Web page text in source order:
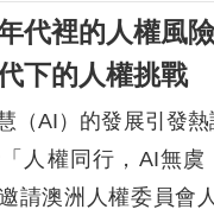
代裡的人權風
下的人權挑戰
（AI）的發展引發
人權同行，AI無虞
請澳洲人權委員會